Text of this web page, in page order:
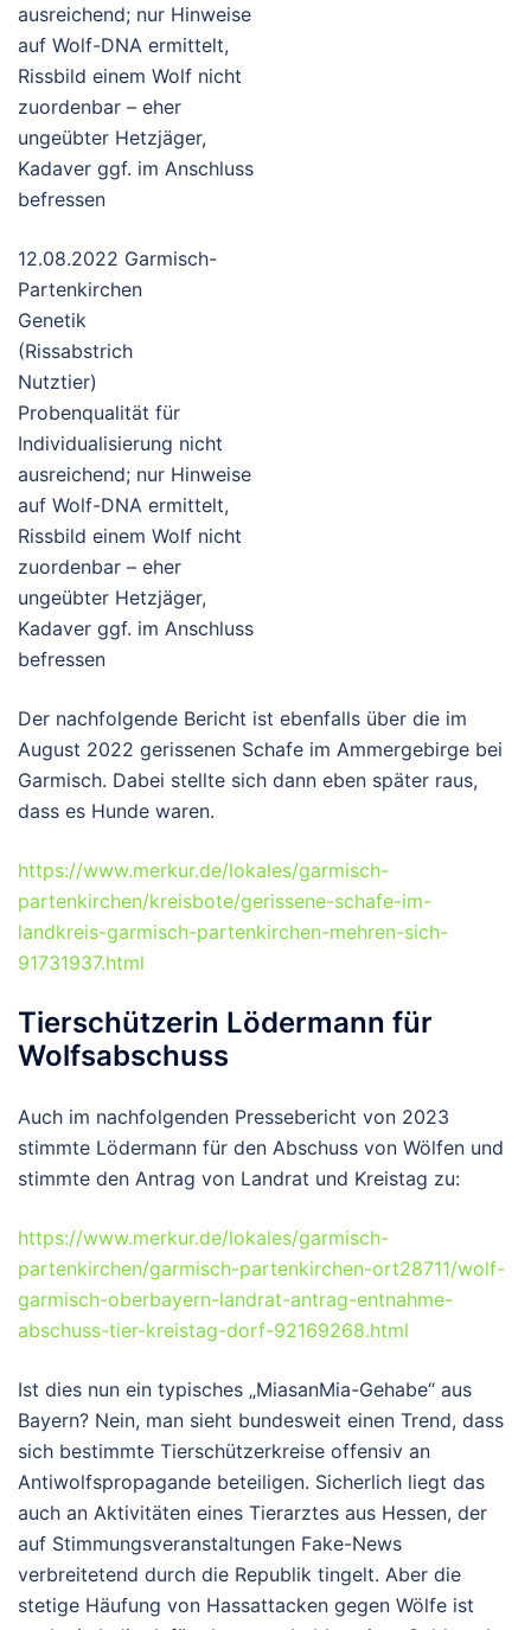
ausreichend; nur Hinweise
auf Wolf-DNA ermittelt,
Rissbild einem Wolf nicht
zuordenbar – eher
ungeübter Hetzjäger,
Kadaver ggf. im Anschluss
befressen
12.08.2022 Garmisch-
Partenkirchen
Genetik
(Rissabstrich
Nutztier)
Probenqualität für
Individualisierung nicht
ausreichend; nur Hinweise
auf Wolf-DNA ermittelt,
Rissbild einem Wolf nicht
zuordenbar – eher
ungeübter Hetzjäger,
Kadaver ggf. im Anschluss
befressen
Der nachfolgende Bericht ist ebenfalls über die im
August 2022 gerissenen Schafe im Ammergebirge bei
Garmisch. Dabei stellte sich dann eben später raus,
dass es Hunde waren.
https://www.merkur.de/lokales/garmisch-
partenkirchen/kreisbote/gerissene-schafe-im-
landkreis-garmisch-partenkirchen-mehren-sich-
91731937.html
Tierschützerin Lödermann für
Wolfsabschuss
Auch im nachfolgenden Pressebericht von 2023
stimmte Lödermann für den Abschuss von Wölfen und
stimmte den Antrag von Landrat und Kreistag zu:
https://www.merkur.de/lokales/garmisch-
partenkirchen/garmisch-partenkirchen-ort28711/wolf-
garmisch-oberbayern-landrat-antrag-entnahme-
abschuss-tier-kreistag-dorf-92169268.html
Ist dies nun ein typisches „MiasanMia-Gehabe“ aus
Bayern? Nein, man sieht bundesweit einen Trend, dass
sich bestimmte Tierschützerkreise offensiv an
Antiwolfspropagande beteiligen. Sicherlich liegt das
auch an Aktivitäten eines Tierarztes aus Hessen, der
auf Stimmungsveranstaltungen Fake-News
verbreitetend durch die Republik tingelt. Aber die
stetige Häufung von Hassattacken gegen Wölfe ist